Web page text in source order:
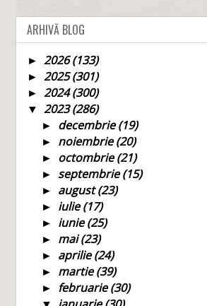
ARHIVĂ BLOG
►2026(133)
►2025(301)
►2024(300)
▼2023(286)
► decembrie(19)
► noiembrie(20)
► octombrie(21)
► septembrie(15)
► august(23)
► iulie(17)
► iunie(25)
► mai(23)
► aprilie(24)
► martie(39)
► februarie(30)